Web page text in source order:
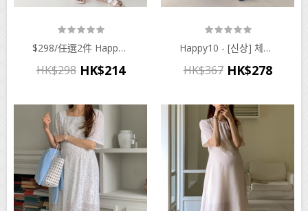
$298/任選2件 Happymaman - ♡韓國孕婦裝連身裙
HK$298 HK$214
Happy10 - [신상] 체크레이스무드 원피스♡韓國孕婦裝連身裙
HK$367 HK$278